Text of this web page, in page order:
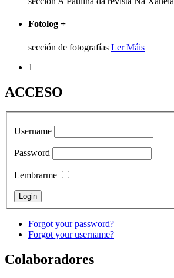
Fotolog +
sección de fotografías Ler Máis
1
ACCESO
Username
Password
Lembrarme
Forgot your password?
Forgot your username?
Colaboradores